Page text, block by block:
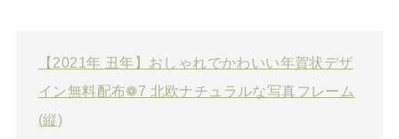
【2021年 丑年】おしゃれでかわいい年賀状デザ
イン無料配布❁7 北欧ナチュラルな写真フレーム
(縦)